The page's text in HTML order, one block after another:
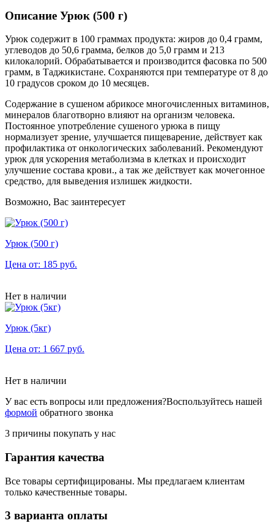
Описание Урюк (500 г)
Урюк содержит в 100 граммах продукта: жиров до 0,4 грамм,
углеводов до 50,6 грамма, белков до 5,0 грамм и 213
килокалорий. Обрабатывается и производится фасовка по 500
грамм, в Таджикистане. Сохраняются при температуре от 8 до
10 градусов сроком до 10 месяцев.
Содержание в сушеном абрикосе многочисленных витаминов,
минералов благотворно влияют на организм человека.
Постоянное употребление сушеного урюка в пищу
нормализует зрение, улучшается пищеварение, действует как
профилактика от онкологических заболеваний. Рекомендуют
урюк для ускорения метаболизма в клетках и происходит
улучшение состава крови., а так же действует как мочегонное
средство, для выведения излишек жидкости.
Возможно, Вас заинтересует
Урюк (500 г)
Цена от: 185 руб.
Нет в наличии
Урюк (5кг)
Цена от: 1 667 руб.
Нет в наличии
У вас есть вопросы или предложения?Воспользуйтесь нашей
формой обратного звонка
3 причины покупать у нас
Гарантия качества
Все товары сертифицированы. Мы предлагаем клиентам
только качественные товары.
3 варианта оплаты